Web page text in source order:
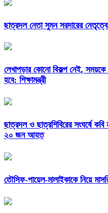
ছাত্রদল নেতা সুমন সরদারের নেতৃত্বে
লেখাপড়ার কোনো বিকল্প নেই,
হবে: শিক্ষামন্ত্রী
ছাত্রদল ও ছাত্রশিবিরের সংঘর্ষে
২০ জন আহত
তৌসিফ-পায়েল-মালাইকাকে নিয়ে